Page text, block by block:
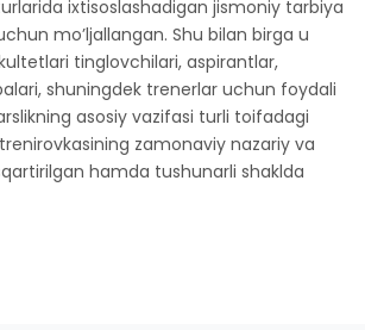
ixtisoslashadigan jismoniy tarbiya
moʼljallangan. Shu bilan birga u
tinglovchilari, aspirantlar,
shuningdek trenerlar uchun foydali
asosiy vazifasi turli toifadagi
zamonaviy nazariy va
hamda tushunarli shaklda